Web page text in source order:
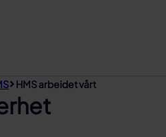
HMS arbeidet vårt